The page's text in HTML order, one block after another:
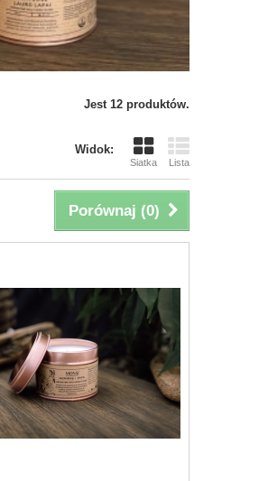
Jest 12 produktów.
Widok:
Siatka Lista
Porównaj (0)